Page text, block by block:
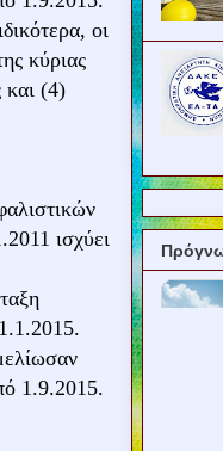
οι
κύριας
και (4)
ισχύει
1.9.2015.